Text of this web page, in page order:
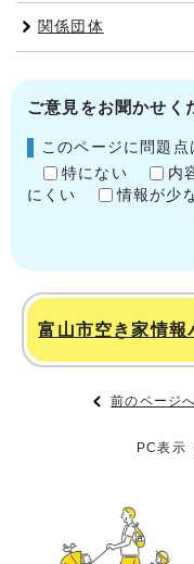
関係団体
ご意見をお聞かせく
このページに問題点
特にない
内
にくい
情報が少
富山市空き家情報
前のページ
PC表示